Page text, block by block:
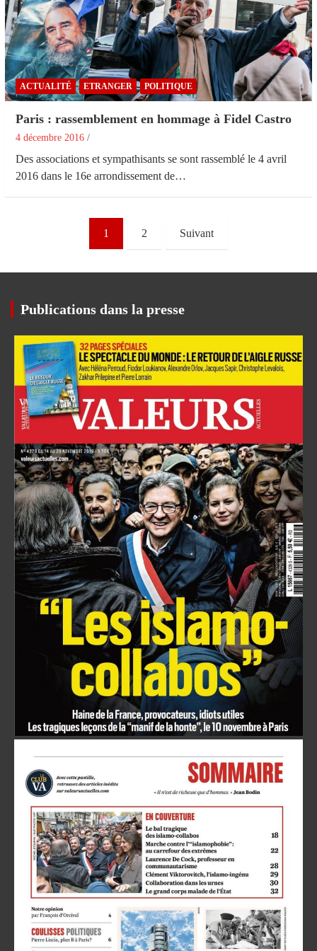
ACTUALITÉ ETRANGER POLITIQUE
Paris : rassemblement en hommage à Fidel Castro
4 décembre 2016
Des associations et sympathisants se sont rassemblé le 4 avril
2016 dans le 16e arrondissement de…
Pagination1 2 Suivant
Publications dans la presse